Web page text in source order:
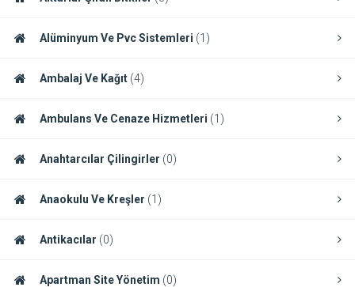
Alüminyum Ve Pvc Sistemleri (1)
Ambalaj Ve Kağıt (4)
Ambulans Ve Cenaze Hizmetleri (1)
Anahtarcılar Çilingirler (0)
Anaokulu Ve Kreşler (1)
Antikacılar (0)
Apartman Site Yönetim (0)